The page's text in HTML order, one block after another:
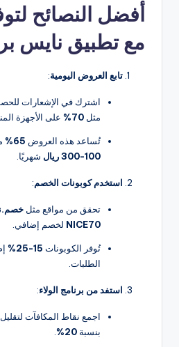
أفضل النصائح
مع تطبيق نايس
تابع العروض اليومية:
اشترك في الإشعارات
مثل 70% على الأجهزة
تُساعد هذه العروض 65%
100-300 ريال
شهريًا.
استخدم كوبونات الخصم:
تحقق من مواقع مثل
NICE70 لخصم إضافي.
تُوفر الكوبونات 15-25%
الطلبات.
استفد من برنامج الولاء:
اجمع نقاط المكافآت
بنسبة 20%